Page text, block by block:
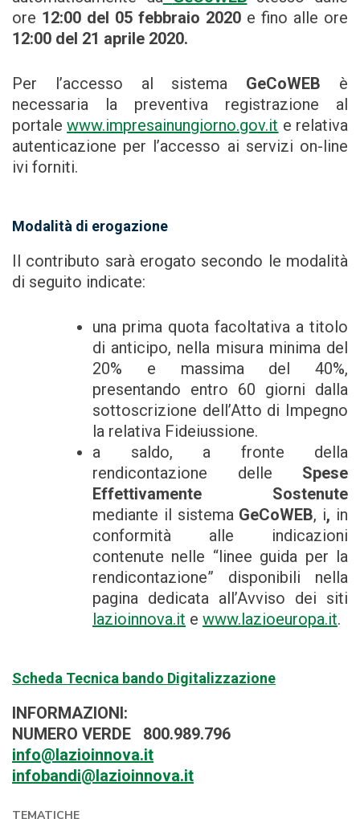
ore 12:00 del 05 febbraio 2020 e fino alle ore
12:00 del 21 aprile 2020.
Per l’accesso al sistema GeCoWEB è
necessaria la preventiva registrazione al
portalewww.impresainungiorno.gov.it e relativa
autenticazione per l’accesso ai servizi on-line
ivi forniti.
Modalità di erogazione
Il contributo sarà erogato secondo le modalità
di seguito indicate:
una prima quota facoltativa a titolo
di anticipo, nella misura minima del
20% e massima del 40%,
presentando entro 60 giorni dalla
sottoscrizione dell’Atto di Impegno
la relativa Fideiussione.
a saldo, a fronte della
rendicontazione delle Spese
Effettivamente Sostenute
mediante il sistema GeCoWEB, i, in
conformità alle indicazioni
contenute nelle “linee guida per la
rendicontazione” disponibili nella
pagina dedicata all’Avviso dei siti
lazioinnova.it e www.lazioeuropa.it.
Scheda Tecnica bando Digitalizzazione
INFORMAZIONI:
NUMERO VERDE 800.989.796
info@lazioinnova.it
infobandi@lazioinnova.it
TEMATICHE